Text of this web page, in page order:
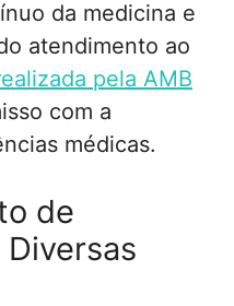
da medicina e
atendimento ao
pela AMB
com a
médicas.
de